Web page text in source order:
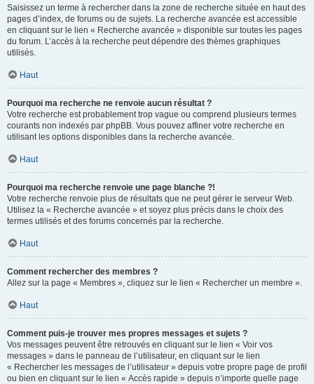
Saisissez un terme à rechercher dans la zone de recherche située en haut des
pages d’index, de forums ou de sujets. La recherche avancée est accessible
en cliquant sur le lien « Recherche avancée » disponible sur toutes les pages
du forum. L’accès à la recherche peut dépendre des thèmes graphiques
utilisés.
Haut
Pourquoi ma recherche ne renvoie aucun résultat ?
Votre recherche est probablement trop vague ou comprend plusieurs termes
courants non indexés par phpBB. Vous pouvez affiner votre recherche en
utilisant les options disponibles dans la recherche avancée.
Haut
Pourquoi ma recherche renvoie une page blanche ?!
Votre recherche renvoie plus de résultats que ne peut gérer le serveur Web.
Utilisez la « Recherche avancée » et soyez plus précis dans le choix des
termes utilisés et des forums concernés par la recherche.
Haut
Comment rechercher des membres ?
Allez sur la page « Membres », cliquez sur le lien « Rechercher un membre ».
Haut
Comment puis-je trouver mes propres messages et sujets ?
Vos messages peuvent être retrouvés en cliquant sur le lien « Voir vos
messages » dans le panneau de l’utilisateur, en cliquant sur le lien
« Rechercher les messages de l’utilisateur » depuis votre propre page de profil
ou bien en cliquant sur le lien « Accès rapide » depuis n’importe quelle page